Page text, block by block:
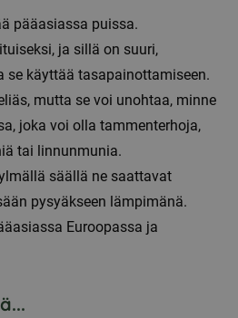
pääasiassa puissa.
ja sillä on suuri,
se käyttää tasapainottamiseen.
mutta se voi unohtaa, minne
joka voi olla tammenterhoja,
tai linnunmunia.
säällä ne saattavat
pysyäkseen lämpimänä.
Euroopassa ja